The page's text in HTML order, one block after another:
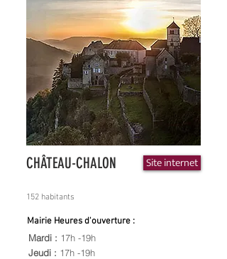
Site internet
Mardi : 17h -19h
Jeudi : 17h -19h
CHÂTEAU-CHALON
152 habitants
Mairie Heures d'ouverture :